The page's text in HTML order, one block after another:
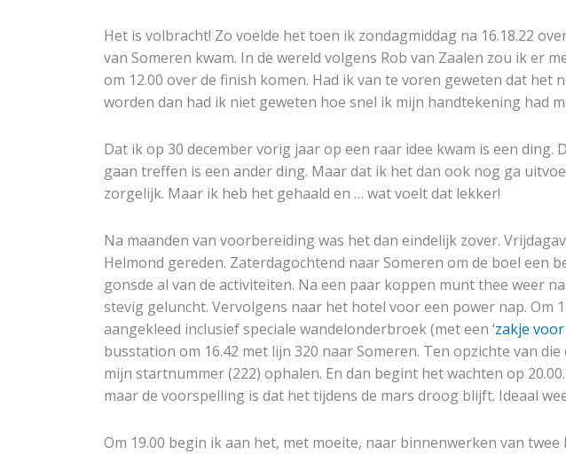
Het is volbracht! Zo voelde het toen ik zondagmiddag na 16.18.22
van Someren kwam. In de wereld volgens Rob van Zaalen zou ik er
om 12.00 over de finish komen. Had ik van te voren geweten dat
worden dan had ik niet geweten hoe snel ik mijn handtekening had
Dat ik op 30 december vorig jaar op een raar idee kwam is een
gaan treffen is een ander ding. Maar dat ik het dan ook nog ga
zorgelijk. Maar ik heb het gehaald en … wat voelt dat lekker!
Na maanden van voorbereiding was het dan eindelijk zover.
Helmond gereden. Zaterdagochtend naar Someren om de boel een
gonsde al van de activiteiten. Na een paar koppen munt thee weer
stevig geluncht. Vervolgens naar het hotel voor een power nap. Om
aangekleed inclusief speciale wandelonderbroek (met een ‘zakje
busstation om 16.42 met lijn 320 naar Someren. Ten opzichte van
mijn startnummer (222) ophalen. En dan begint het wachten op
maar de voorspelling is dat het tijdens de mars droog blijft. Ideaal
Om 19.00 begin ik aan het, met moeite, naar binnenwerken van